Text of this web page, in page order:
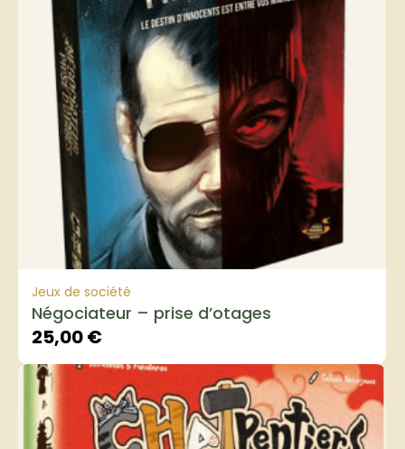
Jeux de société
Négociateur – prise d’otages
25,00€